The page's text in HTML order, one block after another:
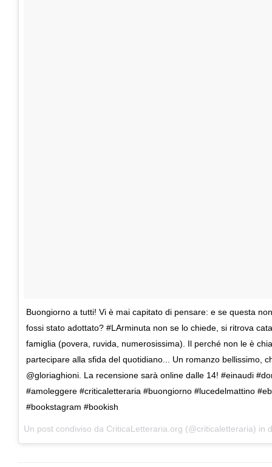
Buongiorno a tutti! Vi è mai capitato di pensare: e se questa
fossi stato adottato? #LArminuta non se lo chiede, si ritrova
famiglia (povera, ruvida, numerosissima). Il perché non le è
partecipare alla sfida del quotidiano... Un romanzo bellissimo,
@gloriaghioni. La recensione sarà online dalle 14! #einaudi
#amoleggere #criticaletteraria #buongiorno #lucedelmattino
#bookstagram #bookish
Un post condiviso da CriticaLetteraria.org (@criticaletteraria) in